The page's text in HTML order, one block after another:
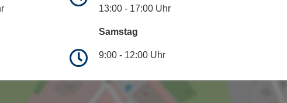
13:00 - 17:00 Uhr
Samstag
9:00 - 12:00 Uhr